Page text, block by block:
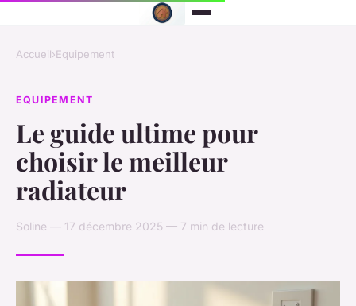
Accueil›Equipement
EQUIPEMENT
Le guide ultime pour
choisir le meilleur
radiateur
Soline — 17 décembre 2025 — 7 min de lecture